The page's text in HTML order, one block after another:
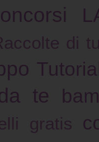
di
te
gratis